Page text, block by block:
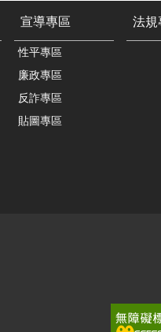
宣導專區
性平專區
廉政專區
反詐專區
貼圖專區
法規